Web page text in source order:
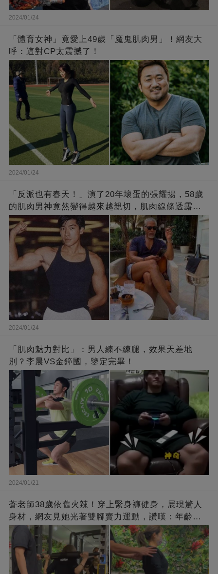
2024/01/24
「體育女神」竟愛上49歲「魔鬼肌肉男」！網友大
呼：這對CP太震撼了！
2024/01/24
「反派也有春天！」演了20年壞蛋的張耀揚，58歲
的肌肉男神竟然變得越來越親切，肌肉線條透露了
他的秘密！
2024/01/24
「肌肉魅力對比」：男人練不練腿，效果天差地
別？李晨VS金鐘國，鑒定完畢！
2024/01/21
蒼老師38歲依舊火辣！穿上緊身褲健身，展現驚人
身材，網友見她光著雙腳賣力運動，讚嘆：年齡不
過是個數字！